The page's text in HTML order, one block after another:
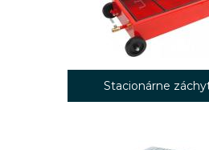
Stacionárne